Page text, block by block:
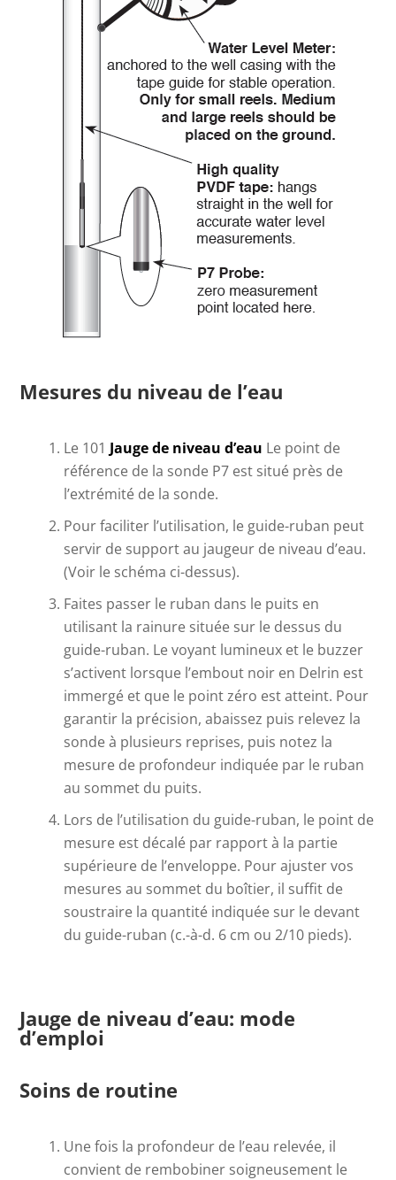
Mesures du niveau de l’eau
Le 101 Jauge de niveau d’eau Le point de
référence de la sonde P7 est situé près de
l’extrémité de la sonde.
Pour faciliter l’utilisation, le guide-ruban peut
servir de support au jaugeur de niveau d’eau.
(Voir le schéma ci-dessus).
Faites passer le ruban dans le puits en
utilisant la rainure située sur le dessus du
guide-ruban. Le voyant lumineux et le buzzer
s’activent lorsque l’embout noir en Delrin est
immergé et que le point zéro est atteint. Pour
garantir la précision, abaissez puis relevez la
sonde à plusieurs reprises, puis notez la
mesure de profondeur indiquée par le ruban
au sommet du puits.
Lors de l’utilisation du guide-ruban, le point de
mesure est décalé par rapport à la partie
supérieure de l’enveloppe. Pour ajuster vos
mesures au sommet du boîtier, il suffit de
soustraire la quantité indiquée sur le devant
du guide-ruban (c.-à-d. 6 cm ou 2/10 pieds).
Jauge de niveau d’eau: mode
d’emploi
Soins de routine
Une fois la profondeur de l’eau relevée, il
convient de rembobiner soigneusement le